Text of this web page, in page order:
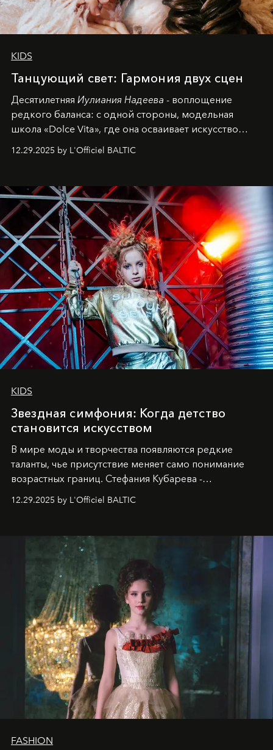
KIDS
Танцующий свет: Гармония двух сцен
Десятилетняя Иулиания Надеева - воплощение
редкого баланса: с одной стороны, модельная
школа «Dolce Vita», где она осваивает искусство
позы и образа, с другой - подготовительная
балетная студия при хореографическом училище,
танцевального пути за плечами.
12.29.2025 by L'Officiel BALTIC
KIDS
Звездная симфония: Когда детство
становится искусством
В мире моды и творчества появляются редкие
таланты, чье присутствие меняет само понимание
возрастных границ. Стефания Кубарева -
десятилетняя обладательница невероятной
харизмы, чье имя уже украшает обложки
2025
и LUXIA June 2025, представляет собой
уникальное явление современной культуры.
12.29.2025 by L'Officiel BALTIC
FASHION